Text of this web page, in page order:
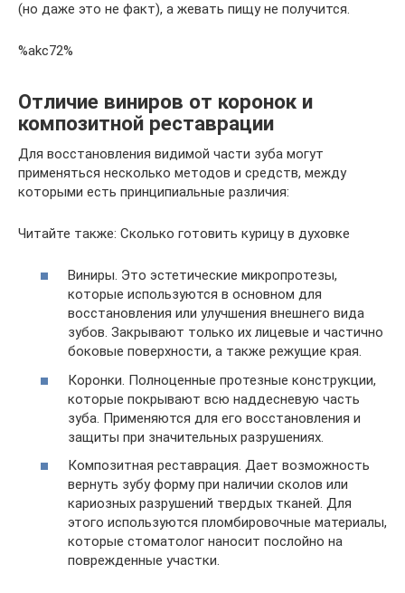
(но даже это не факт), а жевать пищу не получится.
%akc72%
Отличие виниров от коронок и
композитной реставрации
Для восстановления видимой части зуба могут
применяться несколько методов и средств, между
которыми есть принципиальные различия:
Читайте также: Сколько готовить курицу в духовке
Виниры. Это эстетические микропротезы,
которые используются в основном для
восстановления или улучшения внешнего вида
зубов. Закрывают только их лицевые и частично
боковые поверхности, а также режущие края.
Коронки. Полноценные протезные конструкции,
которые покрывают всю наддесневую часть
зуба. Применяются для его восстановления и
защиты при значительных разрушениях.
Композитная реставрация. Дает возможность
вернуть зубу форму при наличии сколов или
кариозных разрушений твердых тканей. Для
этого используются пломбировочные материалы,
которые стоматолог наносит послойно на
поврежденные участки.